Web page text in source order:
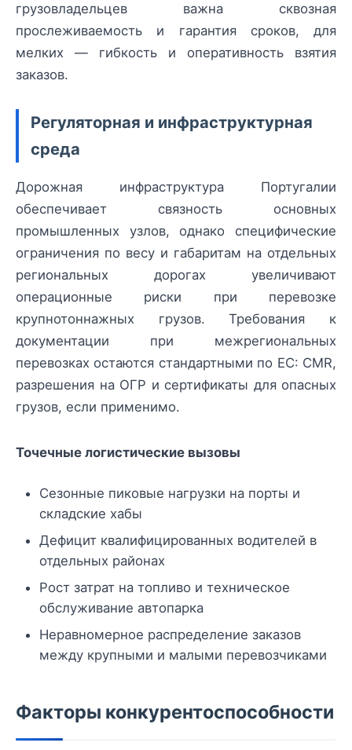
грузовладельцев важна сквозная
прослеживаемость и гарантия сроков, для
мелких — гибкость и оперативность взятия
заказов.
Регуляторная и инфраструктурная
среда
Дорожная инфраструктура Португалии
обеспечивает связность основных
промышленных узлов, однако специфические
ограничения по весу и габаритам на отдельных
региональных дорогах увеличивают
операционные риски при перевозке
крупнотоннажных грузов. Требования к
документации при межрегиональных
перевозках остаются стандартными по ЕС: СMR,
разрешения на ОГР и сертификаты для опасных
грузов, если применимо.
Точечные логистические вызовы
Сезонные пиковые нагрузки на порты и
складские хабы
Дефицит квалифицированных водителей в
отдельных районах
Рост затрат на топливо и техническое
обслуживание автопарка
Неравномерное распределение заказов
между крупными и малыми перевозчиками
Факторы конкурентоспособности